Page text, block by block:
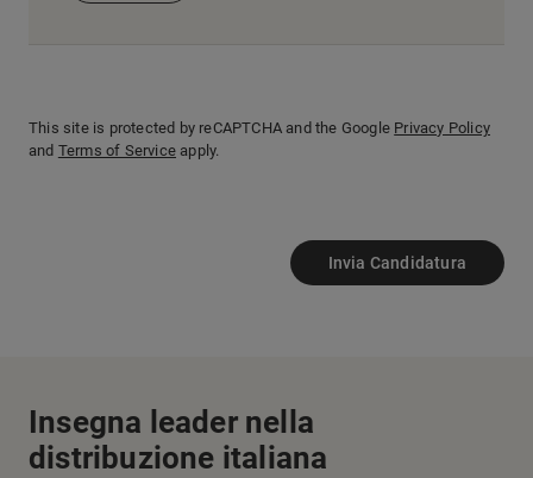
This site is protected by reCAPTCHA and the Google Privacy Policy
and Terms of Service apply.
Invia Candidatura
Insegna leader nella
distribuzione italiana